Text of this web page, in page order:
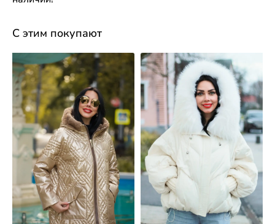
С этим покупают